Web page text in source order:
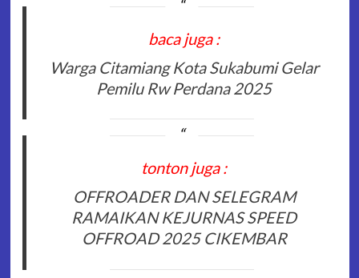
baca juga :
Warga Citamiang Kota Sukabumi Gelar
Pemilu Rw Perdana 2025
tonton juga :
OFFROADER DAN SELEGRAM
RAMAIKAN KEJURNAS SPEED
OFFROAD 2025 CIKEMBAR